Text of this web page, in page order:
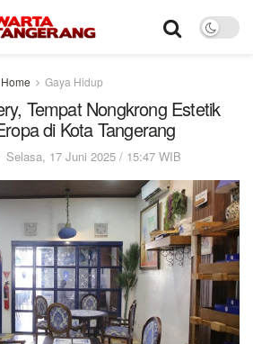
Home Gaya Hidup
Tempat Nongkrong Estetik
di Kota Tangerang
Selasa, 17 Juni 2025 / 15:47 WIB